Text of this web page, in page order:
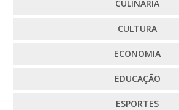
CULINÁRIA
CULTURA
ECONOMIA
EDUCAÇÃO
ESPORTES